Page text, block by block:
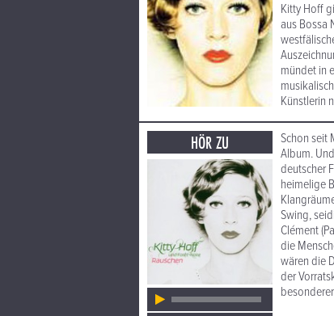
Kitty Hoff
aus Bossa
mündet in
Künstlerin
HÖR ZU
Schon seit
Album.
deutscher
heimelige
Swing,
Clément
die
wären die
der